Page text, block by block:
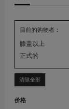
目前的购物者：
膝盖以上
正式的
清除全部
价格